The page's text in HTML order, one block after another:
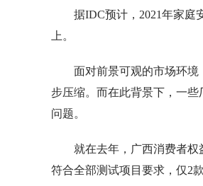
据IDC预计，2021年家庭
上。
面对前景可观的市场环
步压缩。而在此背景下，一
问题。
就在去年，广西消费者
符合全部测试项目要求，仅2